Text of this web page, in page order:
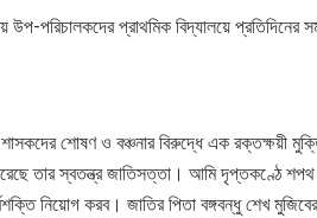
পরিচালকদের প্রাথমিক বিদ্যালয়ে প্রতিদিনের
শোষণ ও বঞ্চনার বিরুদ্ধে এক রক্তক্ষয়ী
তার স্বতন্ত্র জাতিসত্তা। আমি দৃপ্তকণ্ঠে
নিয়োগ করব। জাতির পিতা বঙ্গবন্ধু শেখ